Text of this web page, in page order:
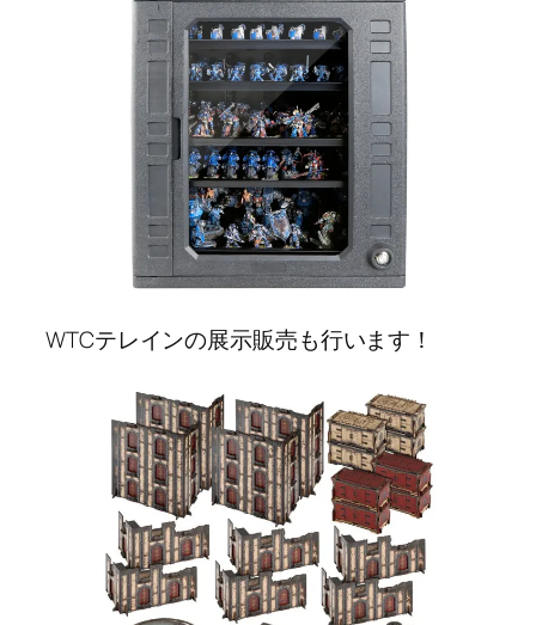
WTCテレインの展示販売も行います！